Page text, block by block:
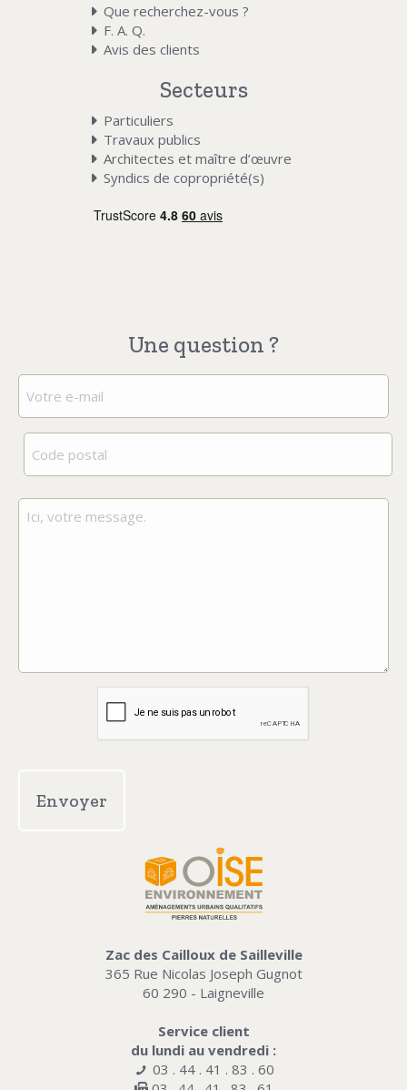
Que recherchez-vous ?
F. A. Q.
Avis des clients
Secteurs
Particuliers
Travaux publics
Architectes et maître d’œuvre
Syndics de copropriété(s)
Une question ?
E-
mail
(Nécessaire)
(Nécessaire)
Votre
message
CAPTCHA
Zac des Cailloux de Sailleville
365 Rue Nicolas Joseph Gugnot
60 290 - Laigneville
Service client
du lundi au vendredi :
03 . 44 . 41 . 83 . 60